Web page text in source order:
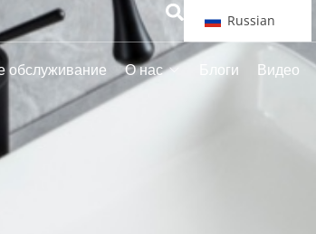
Russian
обслуживание О нас Блоги Видео